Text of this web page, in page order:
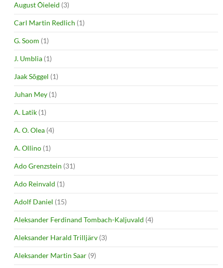
August Õieleid (3)
Carl Martin Redlich (1)
G. Soom (1)
J. Umblia (1)
Jaak Sõggel (1)
Juhan Mey (1)
A. Latik (1)
A. O. Olea (4)
A. Ollino (1)
Ado Grenzstein (31)
Ado Reinvald (1)
Adolf Daniel (15)
Aleksander Ferdinand Tombach-Kaljuvald (4)
Aleksander Harald Trilljärv (3)
Aleksander Martin Saar (9)